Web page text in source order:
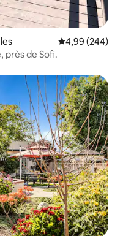
Évaluation
4,99 (244)
près de Sofi.
appréciés